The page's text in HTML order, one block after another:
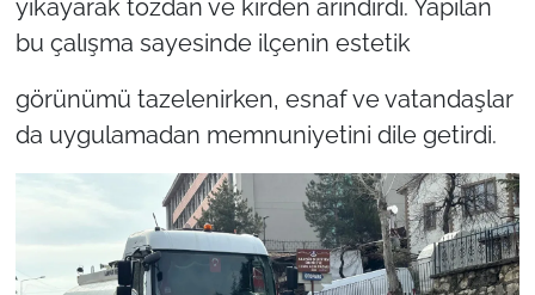
yıkayarak tozdan ve kirden arındırdı. Yapılan
bu çalışma sayesinde ilçenin estetik
görünümü tazelenirken, esnaf ve vatandaşlar
da uygulamadan memnuniyetini dile getirdi.